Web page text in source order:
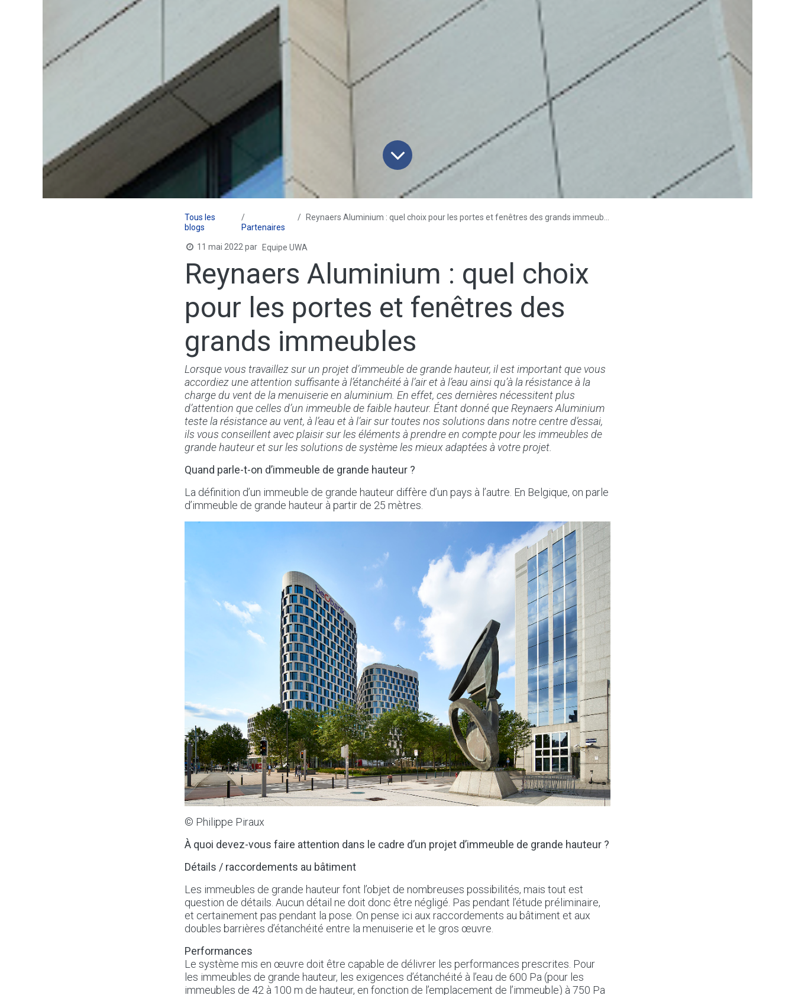
Tous les
blogs
Partenaires
Reynaers Aluminium : quel choix pour les portes et fenêtres des grands immeubles
11 mai 2022par Equipe UWA
Reynaers Aluminium : quel choix
pour les portes et fenêtres des
grands immeubles
Lorsque vous travaillez sur un projet d’immeuble de grande hauteur, il est important que vous
accordiez une attention suffisante à l’étanchéité à l’air et à l’eau ainsi qu’à la résistance à la
charge du vent de la menuiserie en aluminium. En effet, ces dernières nécessitent plus
d’attention que celles d’un immeuble de faible hauteur. Étant donné que Reynaers Aluminium
teste la résistance au vent, à l’eau et à l’air sur toutes nos solutions dans notre centre d’essai,
ils vous conseillent avec plaisir sur les éléments à prendre en compte pour les immeubles de
grande hauteur et sur les solutions de système les mieux adaptées à votre projet.
Quand parle-t-on d’immeuble de grande hauteur ?
La définition d’un immeuble de grande hauteur diffère d’un pays à l’autre. En Belgique, on parle
d’immeuble de grande hauteur à partir de 25 mètres.
© Philippe Piraux
À quoi devez-vous faire attention dans le cadre d’un projet d’immeuble de grande hauteur ?
Détails / raccordements au bâtiment
Les immeubles de grande hauteur font l’objet de nombreuses possibilités, mais tout est
question de détails. Aucun détail ne doit donc être négligé. Pas pendant l’étude préliminaire,
et certainement pas pendant la pose. On pense ici aux raccordements au bâtiment et aux
doubles barrières d’étanchéité entre la menuiserie et le gros œuvre.
Performances
Le système mis en œuvre doit être capable de délivrer les performances prescrites. Pour
les immeubles de grande hauteur, les exigences d’étanchéité à l’eau de 600 Pa (pour les
immeubles de 42 à 100 m de hauteur, en fonction de l’emplacement de l’immeuble) à 750 Pa